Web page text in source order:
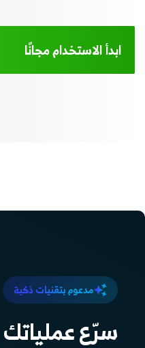
ابدأ الاستخدام مجانًا
مدعوم بتقنيات ذكية
سرّع